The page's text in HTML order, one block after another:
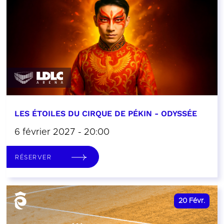
LES ÉTOILES DU CIRQUE DE PÉKIN - ODYSSÉE
6 février 2027 - 20:00
RÉSERVER
20 Févr.